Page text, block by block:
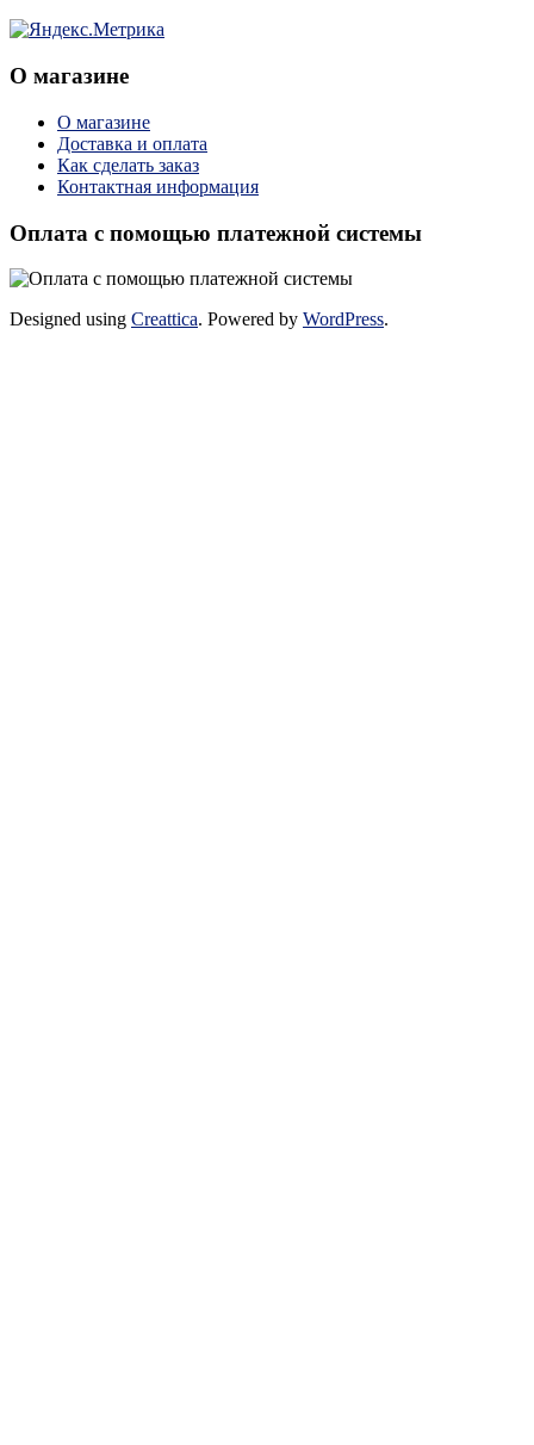
О магазине
О магазине
Доставка и оплата
Как сделать заказ
Контактная информация
Оплата с помощью платежной системы
Designed using Creattica. Powered by WordPress.